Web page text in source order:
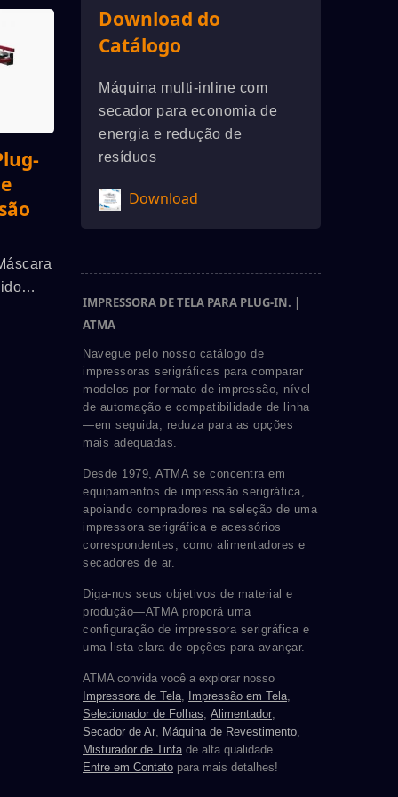
Download do
Catálogo
Máquina multi-inline com
secador para economia de
energia e redução de
resíduos
Download
IMPRESSORA DE TELA PARA PLUG-IN. |
ATMA
Navegue pelo nosso catálogo de
impressoras serigráficas para comparar
modelos por formato de impressão, nível
de automação e compatibilidade de linha
—em seguida, reduza para as opções
mais adequadas.
Desde 1979, ATMA se concentra em
equipamentos de impressão serigráfica,
apoiando compradores na seleção de uma
impressora serigráfica e acessórios
correspondentes, como alimentadores e
secadores de ar.
Diga-nos seus objetivos de material e
produção—ATMA proporá uma
configuração de impressora serigráfica e
uma lista clara de opções para avançar.
ATMA convida você a explorar nosso
Impressora de Tela, Impressão em Tela,
Selecionador de Folhas, Alimentador,
Secador de Ar, Máquina de Revestimento,
Misturador de Tintade alta qualidade.
Entre em Contato para mais detalhes!